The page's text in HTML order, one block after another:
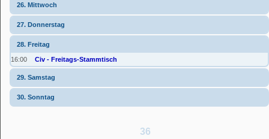
26. Mittwoch
27. Donnerstag
28. Freitag
16:00 Civ - Freitags-Stammtisch
29. Samstag
30. Sonntag
36